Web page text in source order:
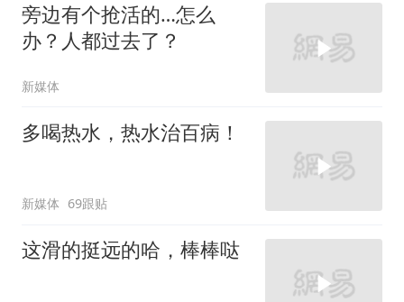
旁边有个抢活的…怎么
办？人都过去了？
新媒体
多喝热水，热水治百病！
新媒体 69跟贴
这滑的挺远的哈，棒棒哒